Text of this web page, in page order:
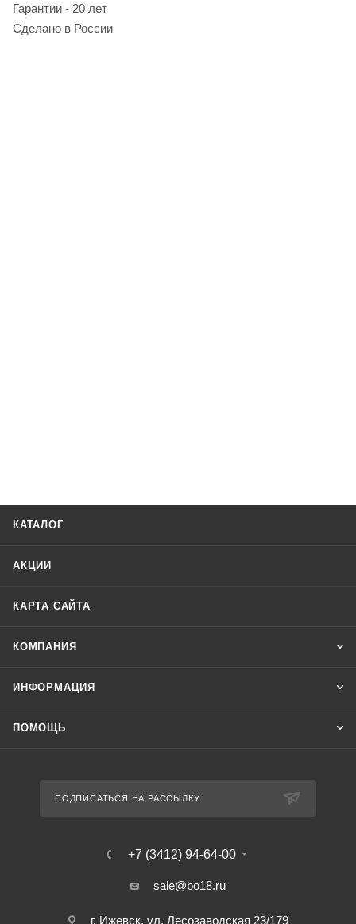
Гарантии - 20 лет
Сделано в России
КАТАЛОГ
АКЦИИ
КАРТА САЙТА
КОМПАНИЯ
ИНФОРМАЦИЯ
ПОМОЩЬ
ПОДПИСАТЬСЯ НА РАССЫЛКУ
+7 (3412) 94-64-00
sale@bo18.ru
г. Ижевск, ул. Лесозаводская 23/179